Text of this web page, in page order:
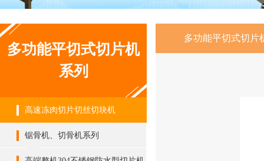
多功能平切式切片机
系列
高速冻肉切片切丝切块机
锯骨机、切骨机系列
多功能平切式切片